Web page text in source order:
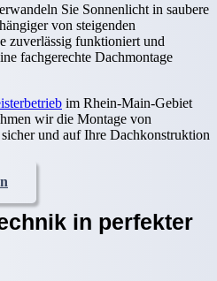
Sie Sonnenlicht in saubere
von steigenden
zuverlässig funktioniert und
fachgerechte Dachmontage
im Rhein-Main-Gebiet
wir die Montage von
und auf Ihre Dachkonstruktion
in perfekter